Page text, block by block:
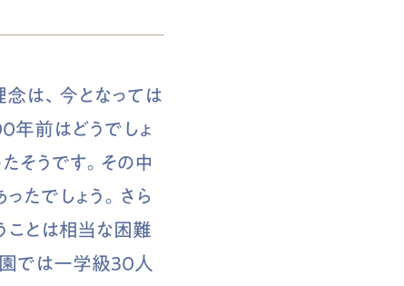
念は、今となっては
年前はどうでしょ
そうです。その中
たでしょう。さら
ことは相当な困難
園では一学級30人